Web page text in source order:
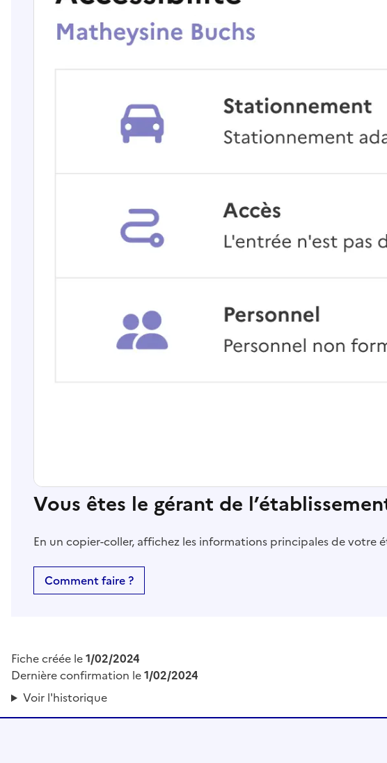
Vous êtes le gérant de
En un copier-coller, affichez les informations principales de votre
Comment faire ?
Fiche créée le1/02/2024
Dernière confirmation le1/02/2024
Voir l'historique